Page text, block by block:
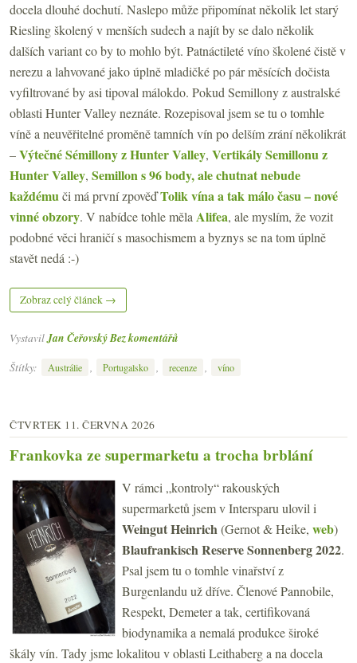
docela dlouhé dochutí. Naslepo může připomínat několik let starý
Riesling školený v menších sudech a najít by se dalo několik
dalších variant co by to mohlo být. Patnáctileté víno školené čistě v
nerezu a lahvované jako úplně mladičké po pár měsících dočista
vyfiltrované by asi tipoval málokdo. Pokud Semillony z australské
oblasti Hunter Valley neznáte. Rozepisoval jsem se tu o tomhle
víně a neuvěřitelné proměně tamních vín po delším zrání několikrát
–Výtečné Sémillony z Hunter Valley, Vertikály Semillonu z
Hunter Valley, Semillon s 96 body, ale chutnat nebude
každémuči má první zpověďTolik vína a tak málo času – nové
vinné obzory. V nabídce tohle měla Alifea, ale myslím, že vozit
podobné věci hraničí s masochismem a byznys se na tom úplně
stavět nedá :-)
Zobraz celý článek →
VystavilJan ČeřovskýBez komentářů
Štítky:
Austrálie Portugalsko recenze víno
ČTVRTEK 11. ČERVNA 2026
Frankovka ze supermarketu a trocha brblání
V rámci „kontroly“ rakouských
supermarketů jsem v Intersparu ulovil i
Weingut Heinrich(Gernot & Heike, web)
Blaufrankisch Reserve Sonnenberg 2022.
Psal jsem tu o tomhle vinařství z
Burgenlandu už dříve. Členové Pannobile,
Respekt, Demeter a tak, certifikovaná
biodynamika a nemalá produkce široké
škály vín. Tady jsme lokalitou v oblasti Leithaberg a na docela